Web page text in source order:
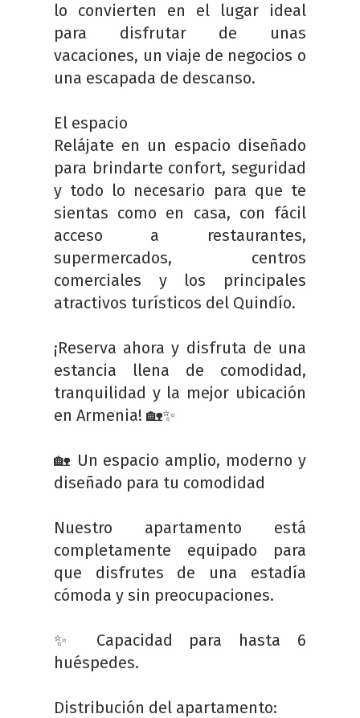
lo convierten en el lugar ideal
para disfrutar de unas
vacaciones, un viaje de negocios o
una escapada de descanso.
El espacio
Relájate en un espacio diseñado
para brindarte confort, seguridad
y todo lo necesario para que te
sientas como en casa, con fácil
acceso a restaurantes,
supermercados, centros
comerciales y los principales
atractivos turísticos del Quindío.
¡Reserva ahora y disfruta de una
estancia llena de comodidad,
tranquilidad y la mejor ubicación
en Armenia! 🏡✨
🏡 Un espacio amplio, moderno y
diseñado para tu comodidad
Nuestro apartamento está
completamente equipado para
que disfrutes de una estadía
cómoda y sin preocupaciones.
✨ Capacidad para hasta 6
huéspedes.
Distribución del apartamento: